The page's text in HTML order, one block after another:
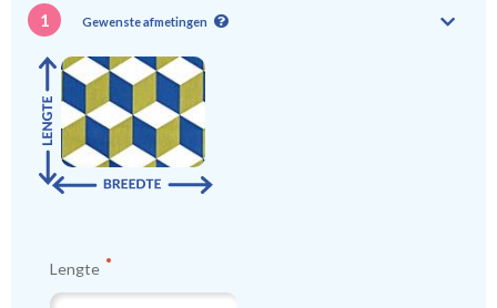
1 Gewenste afmetingen
Lengte